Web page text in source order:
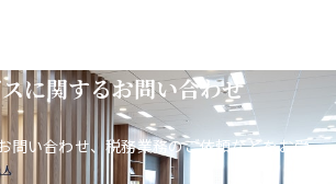
に関するお問い合わせ
問い合わせ、税務業務のご依頼などをお受